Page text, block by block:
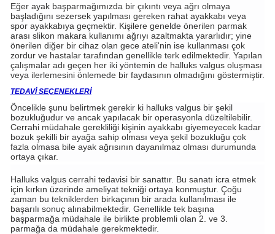
Eğer ayak başparmağımızda bir çıkıntı veya ağrı olmaya
başladığını sezersek yapılması gereken rahat ayakkabı veya
spor ayakkabıya geçmektir. Kişilere genelde önerilen parmak
arası slikon makara kullanımı ağrıyı azaltmakta yararlıdır; yine
önerilen diğer bir cihaz olan gece ateli'nin ise kullanması çok
zordur ve hastalar tarafından genellikle terk edilmektedir. Yapılan
çalışmalar adı geçen her iki yöntemin de halluks valgus oluşması
veya ilerlemesini önlemede bir faydasının olmadığını göstermiştir.
TEDAVİ SEÇENEKLERİ
Öncelikle şunu belirtmek gerekir ki halluks valgus bir şekil
bozukluğudur ve ancak yapılacak bir operasyonla düzeltilebilir.
Cerrahi müdahale gerekliliği kişinin ayakkabı giyemeyecek kadar
bozuk şekilli bir ayağa sahip olması veya şekil bozukluğu çok
fazla olmasa bile ayak ağrısının dayanılmaz olması durumunda
ortaya çıkar.
Halluks valgus cerrahi tedavisi bir sanattır. Bu sanatı icra etmek
için kırkın üzerinde ameliyat tekniği ortaya konmuştur. Çoğu
zaman bu tekniklerden birkaçının bir arada kullanılması ile
başarılı sonuç alınabilmektedir. Genellikle tek başına
başparmağa müdahale ile birlikte problemli olan 2. ve 3.
parmağa da müdahale gerekmektedir.